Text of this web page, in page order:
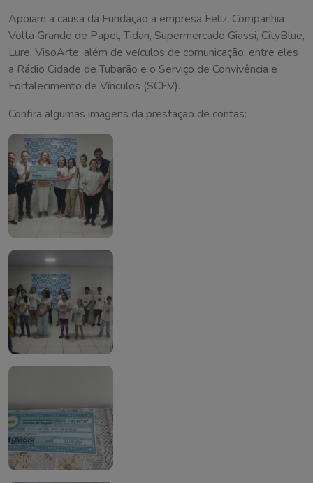
Apoiam a causa da Fundação a empresa Feliz, Companhia
Volta Grande de Papel, Tidan, Supermercado Giassi, CityBlue,
Lure, VisoArte, além de veículos de comunicação, entre eles
a Rádio Cidade de Tubarão e o Serviço de Convivência e
Fortalecimento de Vínculos (SCFV).
Confira algumas imagens da prestação de contas: